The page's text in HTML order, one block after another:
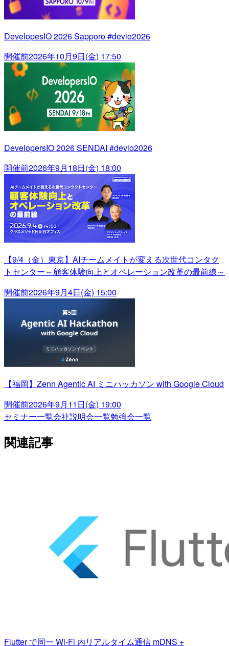
DevelopesIO 2026 Sapporo #devio2026
開催前2026年10月9日(金) 17:50
DevelopersIO 2026 SENDAI #devio2026
開催前2026年9月18日(金) 18:00
【9/4（金）東京】AIチームメイトが変える次世代コンタク
トセンター～顧客体験向上とオペレーション改革の最前線～
開催前2026年9月4日(金) 15:00
【福岡】Zenn Agentic AI ミニハッカソン with Google Cloud
開催前2026年9月11日(金) 19:00
セミナー一覧会社説明会一覧勉強会一覧
関連記事
Flutter で同一 Wi-Fi 内リアルタイム通信 mDNS +